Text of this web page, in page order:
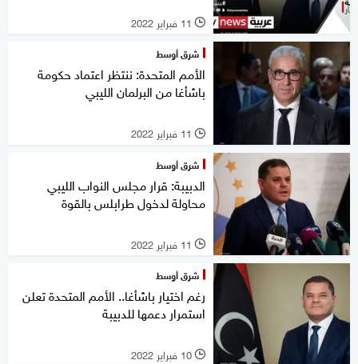
l 11 فبراير 2022
شرق أوسط
الأمم المتحدة: ننتظر اعتماد حكومة
باشأغا من البرلمان الليبي
l 11 فبراير 2022
شرق أوسط
الدبيبة: قرار مجلس النواب الليبي
محاولة لدخول طرابلس بالقوة
l 11 فبراير 2022
شرق أوسط
رغم اختيار باشأغا.. الأمم المتحدة تعلن
استمرار دعمها للدبيبة
l 10 فبراير 2022